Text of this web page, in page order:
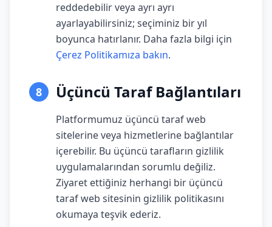
reddedebilir veya ayrı ayrı
ayarlayabilirsiniz; seçiminiz bir yıl
boyunca hatırlanır. Daha fazla bilgi için
Çerez Politikamıza bakın.
8 Üçüncü Taraf Bağlantıları
Platformumuz üçüncü taraf web
sitelerine veya hizmetlerine bağlantılar
içerebilir. Bu üçüncü tarafların gizlilik
uygulamalarından sorumlu değiliz.
Ziyaret ettiğiniz herhangi bir üçüncü
taraf web sitesinin gizlilik politikasını
okumaya teşvik ederiz.